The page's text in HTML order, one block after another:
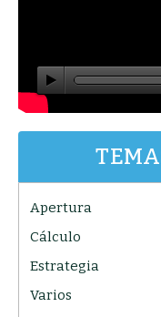
Apertura
Cálculo
Estrategia
Varios